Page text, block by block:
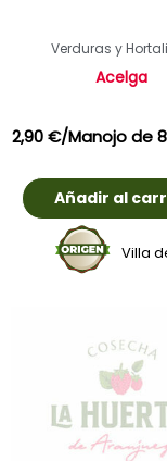
Verduras y
Acelga
2,90€/Manojo de
Añadir al
Villa